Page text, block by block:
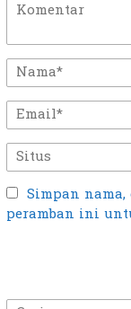
Simpan
peramban ini